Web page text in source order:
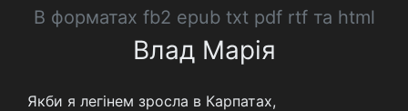
В форматах fb2 epub txt pdf rtf та html
Влад Марія
Якби я легінем зросла в Карпатах,